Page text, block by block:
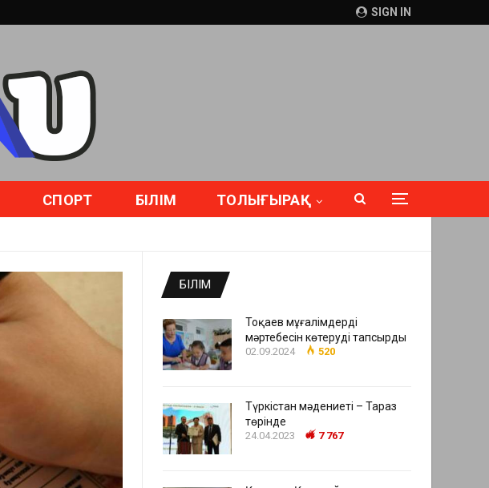
SIGN IN
СПОРТ БІЛІМ ТОЛЫҒЫРАҚ
БІЛІМ
Тоқаев мұғалімдердің
мәртебесін көтеруді тапсырды
02.09.2024 520
Түркістан мәдениеті – Тараз
төрінде
24.04.2023 7 767